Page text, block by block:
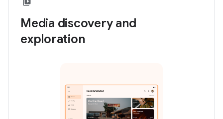
Media discovery and
exploration